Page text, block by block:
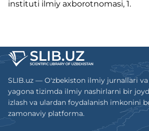
instituti ilmiy axborotnomasi, 1.
SLIB.uz — O'zbekiston ilmiy jurnallari
yagona tizimda ilmiy nashirlarni bir
izlash va ulardan foydalanish imkonini
zamonaviy platforma.